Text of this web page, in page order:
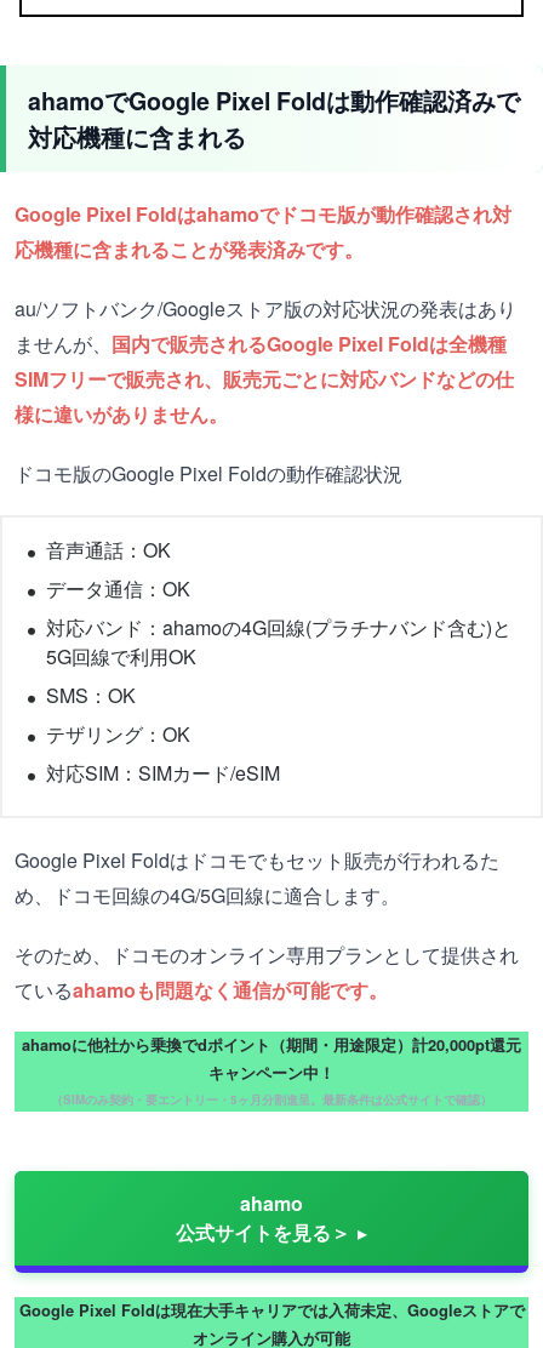
ahamoでGoogle Pixel Foldは動作確認済みで
対応機種に含まれる
Google Pixel Foldはahamoでドコモ版が動作確認され対
応機種に含まれることが発表済みです。
au/ソフトバンク/Googleストア版の対応状況の発表はあり
ませんが、 国内で販売されるGoogle Pixel Foldは全機種
SIMフリーで販売され、販売元ごとに対応バンドなどの仕
様に違いがありません。
ドコモ版のGoogle Pixel Foldの動作確認状況
音声通話：OK
データ通信：OK
対応バンド：ahamoの4G回線(プラチナバンド含む)と
5G回線で利用OK
SMS：OK
テザリング：OK
対応SIM：SIMカード/eSIM
Google Pixel Foldはドコモでもセット販売が行われるた
め、ドコモ回線の4G/5G回線に適合します。
そのため、ドコモのオンライン専用プランとして提供され
ているahamoも問題なく通信が可能です。
ahamoに他社から乗換でdポイント（期間・用途限定）計20,000pt還元
キャンペーン中！
（SIMのみ契約・要エントリー・5ヶ月分割進呈。最新条件は公式サイトで確認）
ahamo
公式サイトを見る＞
Google Pixel Foldは現在大手キャリアでは入荷未定、Googleストアで
オンライン購入が可能